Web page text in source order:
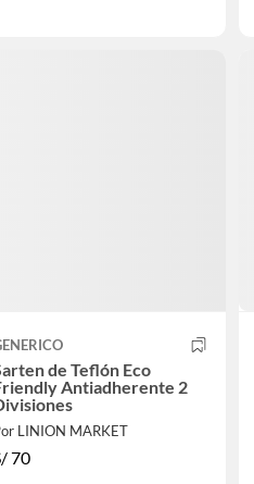
de Teflón Eco
Antiadherente 2
LINION MARKET
70